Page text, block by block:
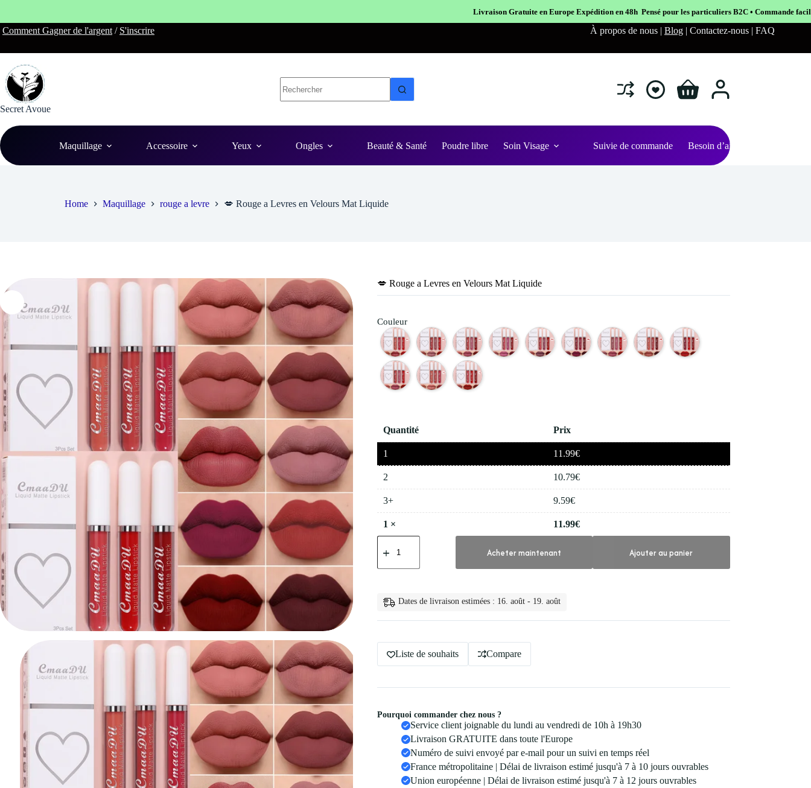
Livraison Gratuite en EuropeExpédition en 48h Pensé pour les particuliers B2C • Commande facile et sécurisé
Skip
to
Comment Gagner de l'argent / S'inscrire À propos de nous | Blog | Contactez-nous | FAQ
Secret Avoue
Shopping
Maquillage Accessoire Yeux Ongles Beauté & Santé Poudre libre Soin Visage Suivie de commande Besoin d’aide ?
Home Maquillage rouge a levre 💋 Rouge a Levres en Velours Mat Liquide
💋 Rouge a Levres en Velours Mat Liquide
Couleur
Quantité Prix
1 11.99€
2 10.79€
3+ 9.59€
1 × 11.99€
quantité
de
Rouge
en
Mat
Acheter maintenant Ajouter au panier
Dates de livraison estimées : 16. août - 19. août
Liste de souhaits Compare
Pourquoi commander chez nous ?
Service client joignable du lundi au vendredi de 10h à 19h30
Livraison GRATUITE dans toute l'Europe
Numéro de suivi envoyé par e-mail pour un suivi en temps réel
France métropolitaine | Délai de livraison estimé jusqu'à 7 à 10 jours ouvrables
Union européenne | Délai de livraison estimé jusqu'à 7 à 12 jours ouvrables